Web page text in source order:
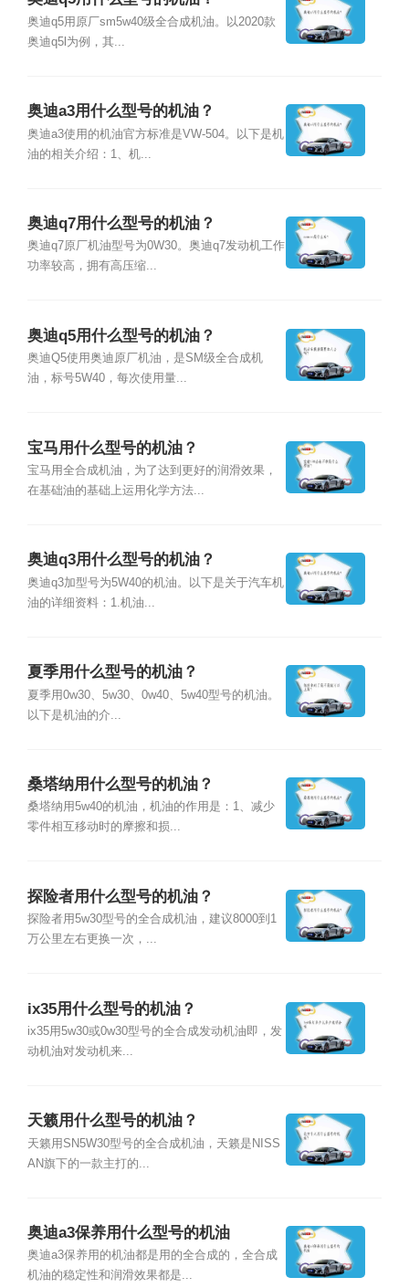
奥迪q5用原厂sm5w40级全合成机油。以2020款
奥迪q5l为例，其...
奥迪a3用什么型号的机油？
奥迪a3使用的机油官方标准是VW-504。以下是机
油的相关介绍：1、机...
奥迪q7用什么型号的机油？
奥迪q7原厂机油型号为0W30。奥迪q7发动机工作
功率较高，拥有高压缩...
奥迪q5用什么型号的机油？
奥迪Q5使用奥迪原厂机油，是SM级全合成机
油，标号5W40，每次使用量...
宝马用什么型号的机油？
宝马用全合成机油，为了达到更好的润滑效果，
在基础油的基础上运用化学方法...
奥迪q3用什么型号的机油？
奥迪q3加型号为5W40的机油。以下是关于汽车机
油的详细资料：1.机油...
夏季用什么型号的机油？
夏季用0w30、5w30、0w40、5w40型号的机油。
以下是机油的介...
桑塔纳用什么型号的机油？
桑塔纳用5w40的机油，机油的作用是：1、减少
零件相互移动时的摩擦和损...
探险者用什么型号的机油？
探险者用5w30型号的全合成机油，建议8000到1
万公里左右更换一次，...
ix35用什么型号的机油？
ix35用5w30或0w30型号的全合成发动机油即，发
动机油对发动机来...
天籁用什么型号的机油？
天籁用SN5W30型号的全合成机油，天籁是NISS
AN旗下的一款主打的...
奥迪a3保养用什么型号的机油
奥迪a3保养用的机油都是用的全合成的，全合成
机油的稳定性和润滑效果都是...